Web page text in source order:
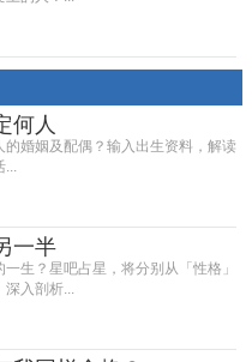
何人
婚姻及配偶？输入出生资料，解读
一半
生？星吧占星，将分别从「性格」
入剖析...